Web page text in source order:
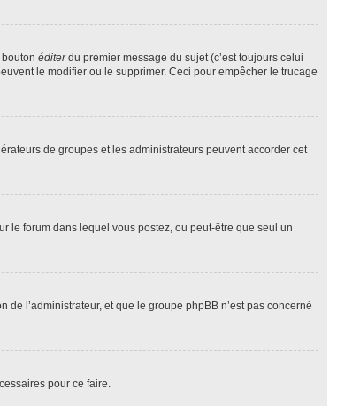
éditerdu premier message du sujet (c’est toujours celui
le modifier ou le supprimer. Ceci pour empêcher le trucage
de groupes et les administrateurs peuvent accorder cet
le forum dans lequel vous postez, ou peut-être que seul un
l’administrateur, et que le groupe phpBB n’est pas concerné
pour ce faire.